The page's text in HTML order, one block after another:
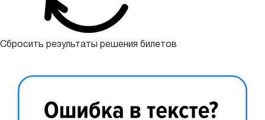
Сбросить результаты решения билетов